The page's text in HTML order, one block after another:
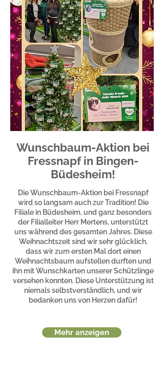
Wunschbaum-Aktion bei
Fressnapf in Bingen-
Büdesheim!
Die Wunschbaum-Aktion bei Fressnapf
wird so langsam auch zur Tradition! Die
Filiale in Büdesheim, und ganz besonders
der Filialleiter Herr Mertens, unterstützt
uns während des gesamten Jahres. Diese
Weihnachtszeit sind wir sehr glücklich,
dass wir zum ersten Mal dort einen
Weihnachtsbaum aufstellen durften und
ihn mit Wunschkarten unserer Schützlinge
versehen konnten. Diese Unterstützung ist
niemals selbstverständlich, und wir
bedanken uns von Herzen dafür!
Mehr anzeigen